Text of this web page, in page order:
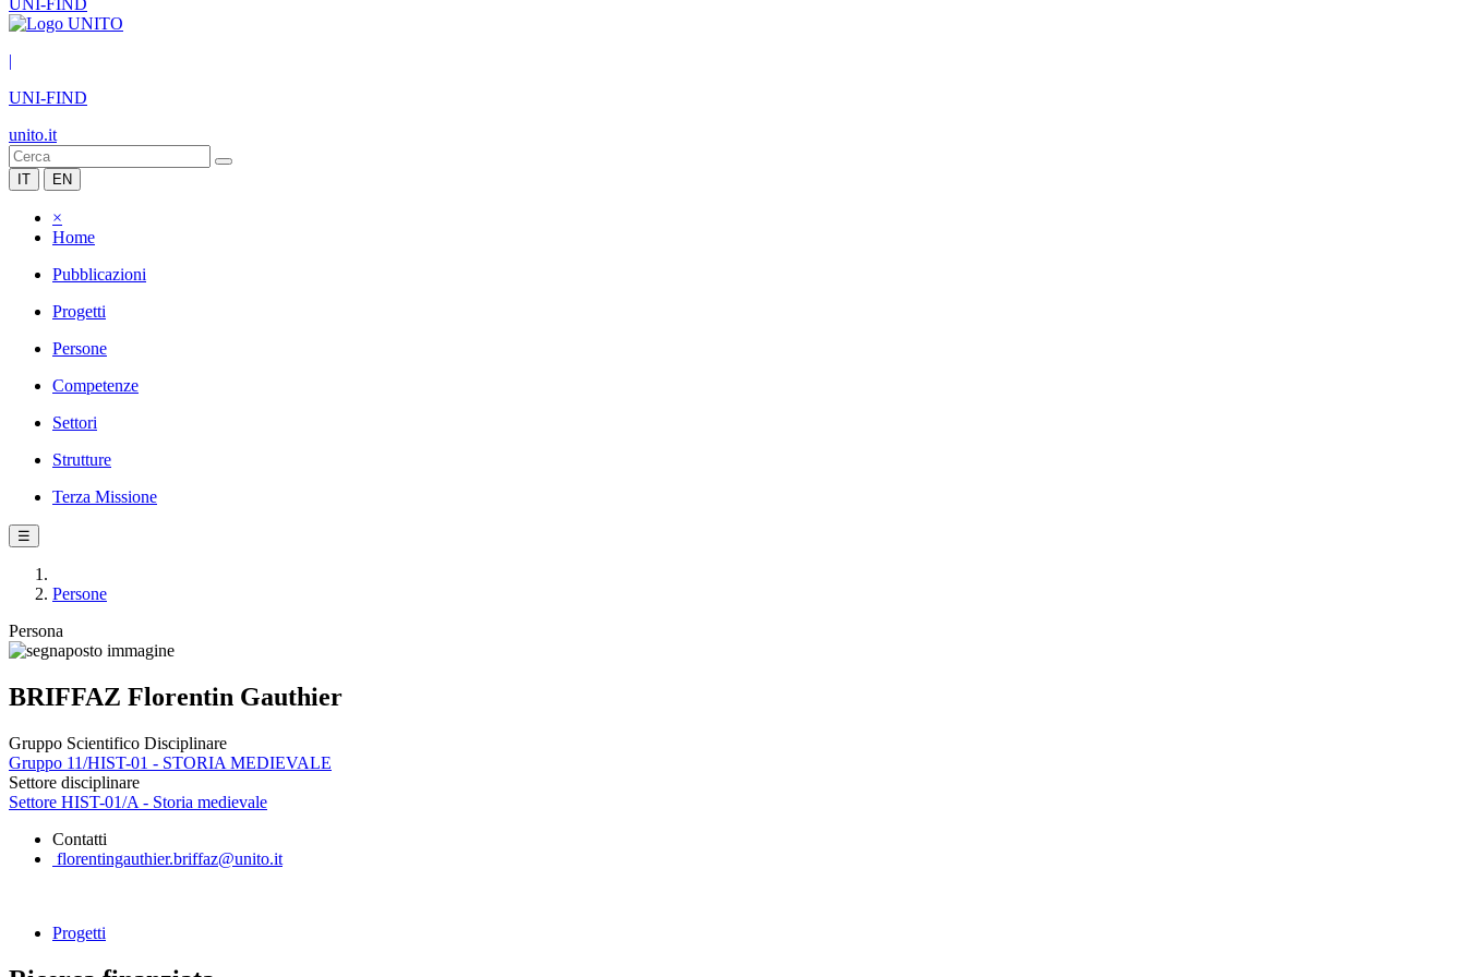
UNI-FIND
|
UNI-FIND
unito.it
IT EN
×
Home
Pubblicazioni
Progetti
Persone
Competenze
Settori
Strutture
Terza Missione
☰
Persone
Persona
BRIFFAZ Florentin Gauthier
Gruppo Scientifico Disciplinare
Gruppo 11/HIST-01 - STORIA MEDIEVALE
Settore disciplinare
Settore HIST-01/A - Storia medievale
Contatti
florentingauthier.briffaz@unito.it
Progetti